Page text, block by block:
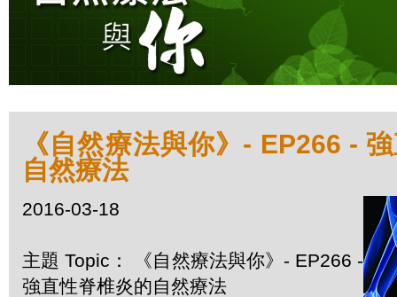
《自然療法與你》- EP266 -
自然療法
2016-03-18
主題 Topic： 《自然療法與你》- EP266 -
強直性脊椎炎的自然療法